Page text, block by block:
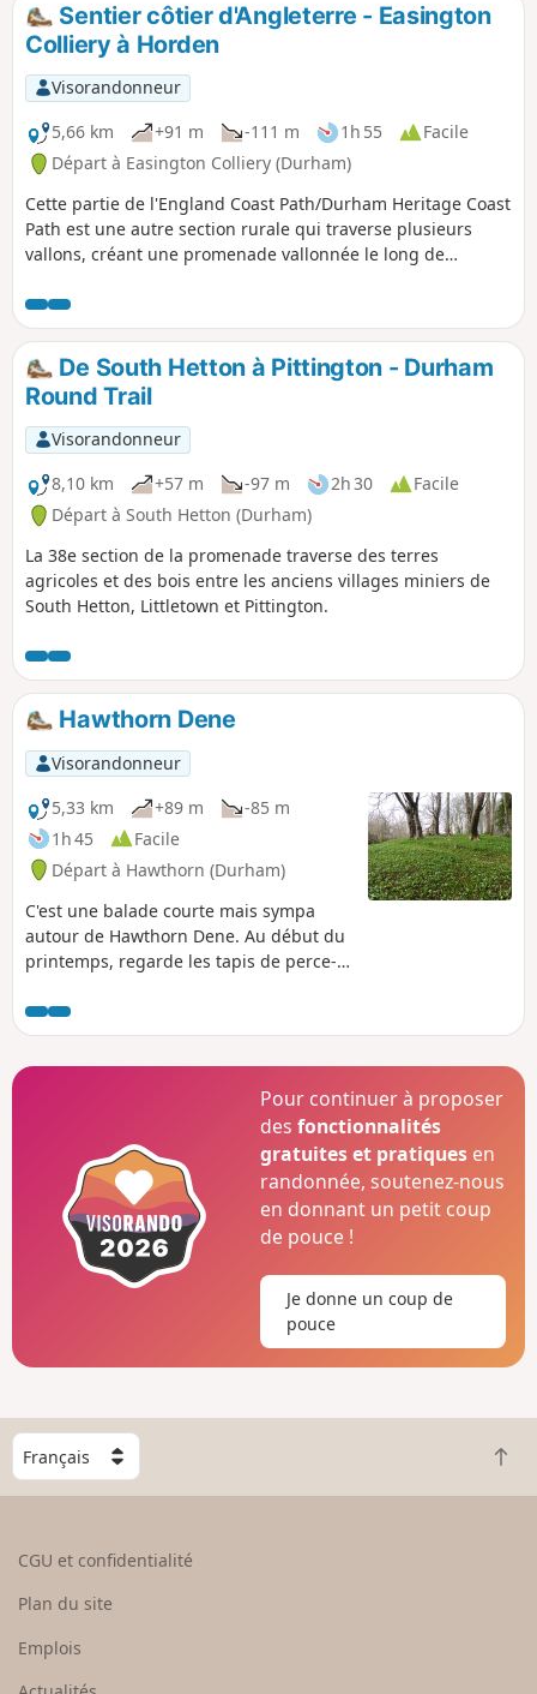
Sentier côtier d'Angleterre - Easington
Colliery à Horden
Visorandonneur
5,66 km
+91 m -111 m 1h 55
Facile
Départ à Easington Colliery (Durham)
Cette partie de l'England Coast Path/Durham Heritage Coast
Path est une autre section rurale qui traverse plusieurs
vallons, créant une promenade vallonnée le long de
De South Hetton à Pittington - Durham
Round Trail
Visorandonneur
8,10 km
+57 m -97 m 2h 30
Facile
Départ à South Hetton (Durham)
La 38e section de la promenade traverse des terres
agricoles et des bois entre les anciens villages miniers de
South Hetton, Littletown et Pittington.
Hawthorn Dene
Visorandonneur
5,33 km
+89 m
-85 m
1h 45
Facile
Départ à Hawthorn (Durham)
C'est une balade courte mais sympa
autour de Hawthorn Dene. Au début du
printemps, regarde les tapis de perce-
verras de l'ail des ours et des jacinthes
des bois.
Pour continuer à proposer
desfonctionnalités
gratuites et pratiques en
randonnée, soutenez-nous
en donnant un petit coup
de pouce !
Je donne un coup de
pouce
C
h
o
e
R
e
CGU et confidentialité
Plan du site
Emplois